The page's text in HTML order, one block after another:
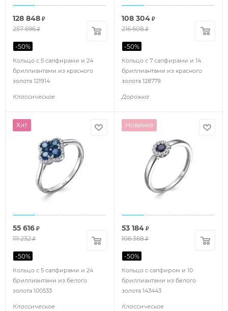
Кольцо с 5 сапфирами и 24
бриллиантами из красного
золота 121914
Классическое
128 848 ₽
257 696₽
-50%
Кольцо с 7 сапфирами и 14
бриллиантами из красного
золота 128779
Дорожка
108 304₽
216 608₽
-50%
Хит
Кольцо с 5 сапфирами и 24
бриллиантами из белого
золота 100533
Классическое
55 616 ₽
111 232₽
-50%
Новинка
Кольцо с сапфиром и 10
бриллиантами из белого
золота 143443
Классическое
53 184₽
106 368₽
-50%